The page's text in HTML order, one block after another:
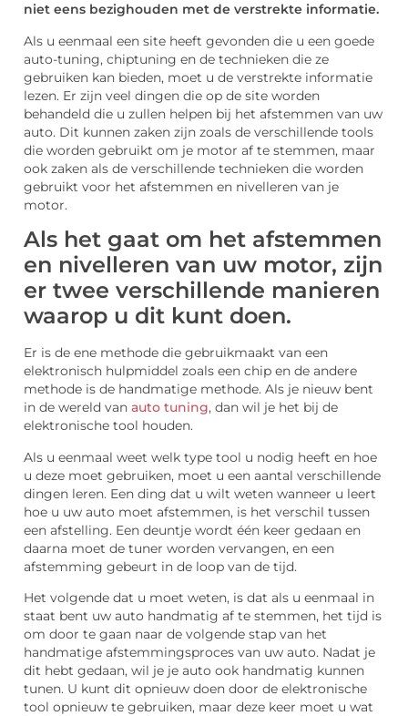
niet eens bezighouden met de verstrekte informatie.
Als u eenmaal een site heeft gevonden die u een goede
auto-tuning, chiptuning en de technieken die ze
gebruiken kan bieden, moet u de verstrekte informatie
lezen. Er zijn veel dingen die op de site worden
behandeld die u zullen helpen bij het afstemmen van uw
auto. Dit kunnen zaken zijn zoals de verschillende tools
die worden gebruikt om je motor af te stemmen, maar
ook zaken als de verschillende technieken die worden
gebruikt voor het afstemmen en nivelleren van je
motor.
Als het gaat om het afstemmen
en nivelleren van uw motor, zijn
er twee verschillende manieren
waarop u dit kunt doen.
Er is de ene methode die gebruikmaakt van een
elektronisch hulpmiddel zoals een chip en de andere
methode is de handmatige methode. Als je nieuw bent
in de wereld van auto tuning, dan wil je het bij de
elektronische tool houden.
Als u eenmaal weet welk type tool u nodig heeft en hoe
u deze moet gebruiken, moet u een aantal verschillende
dingen leren. Een ding dat u wilt weten wanneer u leert
hoe u uw auto moet afstemmen, is het verschil tussen
een afstelling. Een deuntje wordt één keer gedaan en
daarna moet de tuner worden vervangen, en een
afstemming gebeurt in de loop van de tijd.
Het volgende dat u moet weten, is dat als u eenmaal in
staat bent uw auto handmatig af te stemmen, het tijd is
om door te gaan naar de volgende stap van het
handmatige afstemmingsproces van uw auto. Nadat je
dit hebt gedaan, wil je je auto ook handmatig kunnen
tunen. U kunt dit opnieuw doen door de elektronische
tool opnieuw te gebruiken, maar deze keer moet u wat